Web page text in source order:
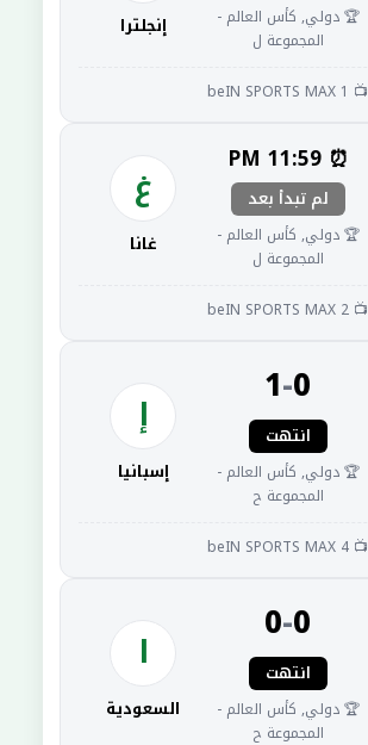
🏆 دولي, كأس العالم -
المجموعة ل
إنجلترا
📺 beIN SPORTS MAX 1
⏰ 11:59 PM
لم تبدأ بعد
🏆 دولي, كأس العالم -
المجموعة ل
غ
غانا
📺 beIN SPORTS MAX 2
0
-
1
انتهت
🏆 دولي, كأس العالم -
المجموعة ح
إ
إسبانيا
📺 beIN SPORTS MAX 4
0
-
0
انتهت
🏆 دولي, كأس العالم -
المجموعة ح
ا
السعودية